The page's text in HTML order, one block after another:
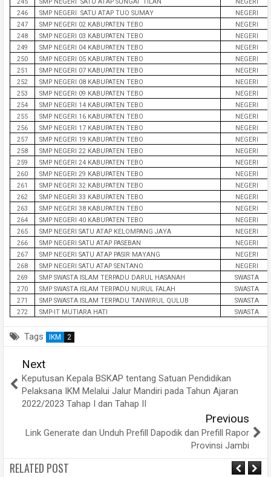
245 SMP NEGERI SATU ATAP SUNGAI TILAN
NEGERI
246
SMP NEGERI SATU ATAP TUO SUMAY
NEGERI
247
SMP NEGERI 02 KABUPATEN TEBO
NEGERI
248
SMP NEGERI 03 KABUPATEN TEBO
NEGERI
249
SMP NEGERI 04 KABUPATEN TEBO
NEGERI
250
SMP NEGERI 05 KABUPATEN TEBO
NEGERI
251
SMP NEGERI 07 KABUPATEN TEBO
NEGERI
252
SMP NEGERI 08 KABUPATEN TEBO
NEGERI
253
SMP NEGERI 09 KABUPATEN TEBO
NEGERI
254
SMP NEGERI 14 KABUPATEN TEBO
NEGERI
255
SMP NEGERI 16 KABUPATEN TEBO
NEGERI
256
SMP NEGERI 17 KABUPATEN TEBO
NEGERI
257
SMP NEGERI 19 KABUPATEN TEBO
NEGERI
258
SMP NEGERI 22 KABUPATEN TEBO
NEGERI
259
SMP NEGERI 24 KABUPATEN TEBO
NEGERI
260
SMP NEGERI 29 KABUPATEN TEBO
NEGERI
261
SMP NEGERI 32 KABUPATEN TEBO
NEGERI
262
SMP NEGERI 33 KABUPATEN TEBO
NEGERI
263
SMP NEGERI 38 KABUPATEN TEBO
NEGERI
264
SMP NEGERI 40 KABUPATEN TEBO
NEGERI
265
SMP NEGERI SATU ATAP KELOMPANG JAYA
NEGERI
266
SMP NEGERI SATU ATAP PASEBAN
NEGERI
267
SMP NEGERI SATU ATAP PASIR MAYANG
NEGERI
268
SMP NEGERI SATU ATAP SENTANO
NEGERI
269
SMP SWASTA ISLAM TERPADU DARUL HASANAH
SWASTA
270
SMP SWASTA ISLAM TERPADU NURUL FALAH
SWASTA
271
SMP SWASTA ISLAM TERPADU TANWIRUL QULUB
SWASTA
272
SMP-IT MUTIARA HATI SWASTA
Tags IKM 2
Next
Keputusan Kepala BSKAP tentang Satuan Pendidikan
Pelaksana IKM Melalui Jalur Mandiri pada Tahun Ajaran
2022/2023 Tahap I dan Tahap II
Previous
Link Generate dan Unduh Prefill Dapodik dan Prefill Rapor
Provinsi Jambi
RELATED POST